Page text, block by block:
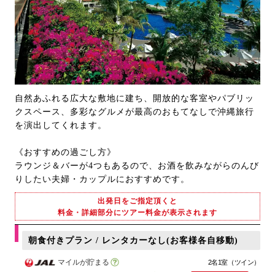
自然あふれる広大な敷地に建ち、開放的な客室やパブリッ
クスペース、多彩なグルメが最高のおもてなしで沖縄旅行
を演出してくれます。
《おすすめの過ごし方》
ラウンジ＆バーが4つもあるので、お酒を飲みながらのんび
りしたい夫婦・カップルにおすすめです。
出発日をご指定頂くと
料金・詳細部分にツアー料金が表示されます
朝食付きプラン / レンタカーなし(お客様各自移動)
マイルが貯まる
2名1室（ツイン）